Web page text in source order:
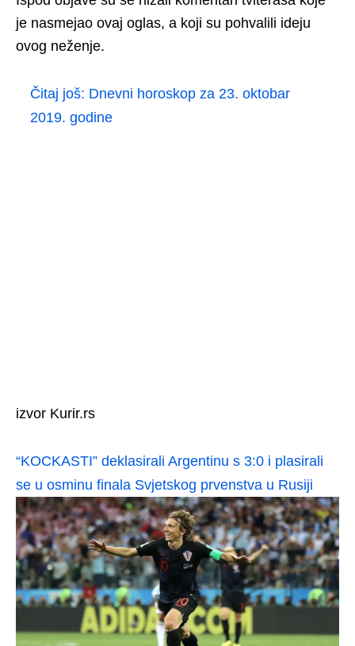
je nasmejao ovaj oglas, a koji su pohvalili ideju
ovog neženje.
Čitaj još: Dnevni horoskop za 23. oktobar
2019. godine
izvor Kurir.rs
“KOCKASTI” deklasirali Argentinu s 3:0 i plasirali
se u osminu finala Svjetskog prvenstva u Rusiji